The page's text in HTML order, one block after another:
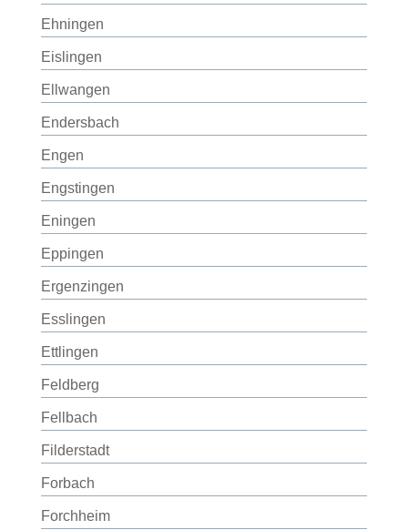
Ehningen
Eislingen
Ellwangen
Endersbach
Engen
Engstingen
Eningen
Eppingen
Ergenzingen
Esslingen
Ettlingen
Feldberg
Fellbach
Filderstadt
Forbach
Forchheim